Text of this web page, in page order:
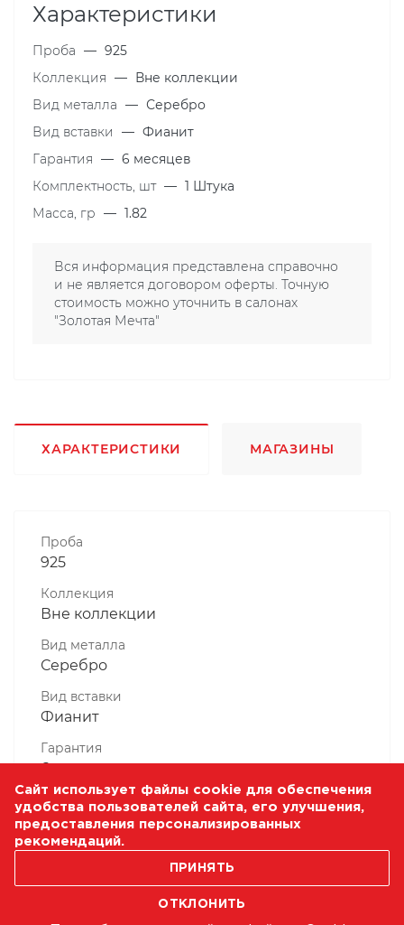
Характеристики
Проба — 925
Коллекция — Вне коллекции
Вид металла — Серебро
Вид вставки
— Фианит
Гарантия — 6 месяцев
Комплектность, шт — 1 Штука
Масса, гр — 1.82
Вся информация представлена справочно
и не является договором оферты. Точную
стоимость можно уточнить в салонах
"Золотая Мечта"
ХАРАКТЕРИСТИКИ МАГАЗИНЫ
Проба
925
Коллекция
Вне коллекции
Вид металла
Серебро
Вид вставки
Фианит
Гарантия
6 месяцев
Комплектность, шт
1 Штука
Масса, гр
Сайт использует файлы cookie для обеспечения
удобства пользователей сайта, его улучшения,
предоставления персонализированных
рекомендаций.
ПРИНЯТЬ
ОТКЛОНИТЬ